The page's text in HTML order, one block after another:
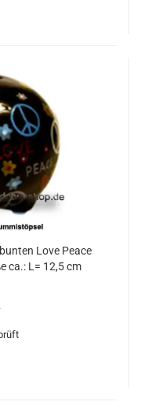
Love Peace
ca.: L= 12,5 cm